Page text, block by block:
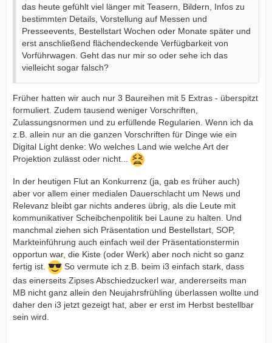
das heute gefühlt viel länger mit Teasern, Bildern, Infos zu
bestimmten Details, Vorstellung auf Messen und
Presseevents, Bestellstart Wochen oder Monate später und
erst anschließend flächendeckende Verfügbarkeit von
Vorführwagen. Geht das nur mir so oder sehe ich das
vielleicht sogar falsch?
Früher hatten wir auch nur 3 Baureihen mit 5 Extras - überspitzt
formuliert. Zudem tausend weniger Vorschriften,
Zulassungsnormen und zu erfüllende Regularien. Wenn ich da
z.B. allein nur an die ganzen Vorschriften für Dinge wie ein
Digital Light denke: Wo welches Land wie welche Art der
Projektion zulässt oder nicht...
In der heutigen Flut an Konkurrenz (ja, gab es früher auch)
aber vor allem einer medialen Dauerschlacht um News und
Relevanz bleibt gar nichts anderes übrig, als die Leute mit
kommunikativer Scheibchenpolitik bei Laune zu halten. Und
manchmal ziehen sich Präsentation und Bestellstart, SOP,
Markteinführung auch einfach weil der Präsentationstermin
opportun war, die Kiste (oder Werk) aber noch nicht so ganz
fertig ist.
So vermute ich z.B. beim i3 einfach stark, dass
das einerseits Zipses Abschiedzuckerl war, andererseits man
MB nicht ganz allein den Neujahrsfrühling überlassen wollte und
daher den i3 jetzt gezeigt hat, aber er erst im Herbst bestellbar
sein wird.